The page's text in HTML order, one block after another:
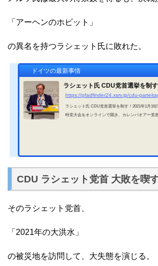
「アーヘンのホビット」
の異名を持つラシェット氏に敗れた。
ドイツの最新事情
ラシェット氏 CDU党首選挙を制す
https://pfadfinder24.xsrv.jp/cdu-
ラシェット氏 CDU党首選挙を制す！2021年1月16
時党大会をオンラインで開き、カレンバオアー党
シェット氏が CDU党首選挙を制してしまった。
う？ラシェット氏 CDU党首選挙を制す！CDUの
CDU ラシェット党首 大敗を喫
そのラシェット党首、
「2021年の大洪水」
の被災地を訪問して、大失態を演じる。